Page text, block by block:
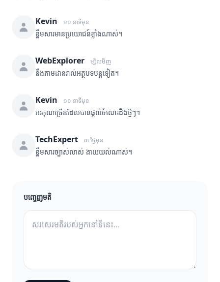
Kevin ១០ នាទីមុន
ខ្លឹមសារមានប្រយោជន៍ខ្លាំងណាស់។
WebExplorer ម្សិលមិញ
នឹងតាមដានរាល់អត្ថបទបន្តទៀត។
Kevin ១០ នាទីមុន
អរគុណច្រើនដែលបានផ្តល់ចំណេះដឹងថ្មីៗ។
TechExpert ៣ ថ្ងៃមុន
ខ្លឹមសារច្បាស់លាស់ ងាយយល់ណាស់។
បញ្ចេញមតិ